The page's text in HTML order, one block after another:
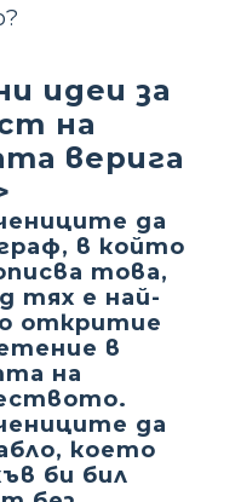
идеи за
на
верига
да
в който
това,
тях е най-
откритие
в
на
да
което
би бил